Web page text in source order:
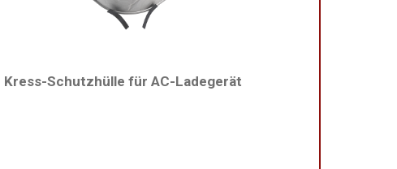
Kress-Schutzhülle für AC-Ladegerät